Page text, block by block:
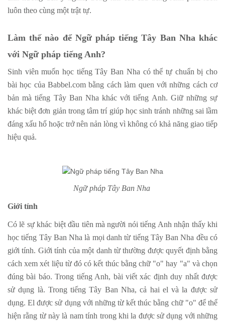
luôn theo cùng một trật tự.
Làm thế nào để Ngữ pháp tiếng Tây Ban Nha khác
với Ngữ pháp tiếng Anh?
Sinh viên muốn học tiếng Tây Ban Nha có thể tự chuẩn bị cho
bài học của Babbel.com bằng cách làm quen với những cách cơ
bản mà tiếng Tây Ban Nha khác với tiếng Anh. Giữ những sự
khác biệt đơn giản trong tâm trí giúp học sinh tránh những sai lầm
đáng xấu hổ hoặc trở nên nản lòng vì không có khả năng giao tiếp
hiệu quả.
Ngữ pháp Tây Ban Nha
Giới tính
Có lẽ sự khác biệt đầu tiên mà người nói tiếng Anh nhận thấy khi
học tiếng Tây Ban Nha là mọi danh từ tiếng Tây Ban Nha đều có
giới tính. Giới tính của một danh từ thường được quyết định bằng
cách xem xét liệu từ đó có kết thúc bằng chữ "o" hay "a" và chọn
đúng bài báo. Trong tiếng Anh, bài viết xác định duy nhất được
sử dụng là. Trong tiếng Tây Ban Nha, cả hai el và la được sử
dụng. El được sử dụng với những từ kết thúc bằng chữ "o" để thể
hiện rằng từ này là nam tính trong khi la được sử dụng với những